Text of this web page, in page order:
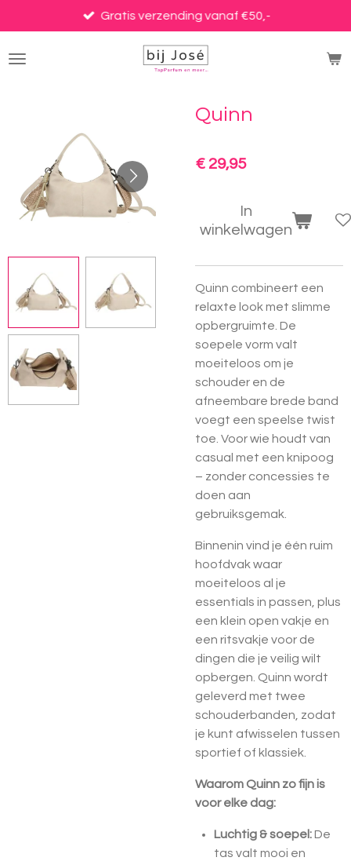
direct
naar
Gratis verzending vanaf €50,-
Quinn
€ 29,95
In
winkelwagen
Quinn combineert een
relaxte look met slimme
opbergruimte. De
soepele vorm valt
moeiteloos om je
schouder en de
afneembare brede band
voegt een speelse twist
toe. Voor wie houdt van
casual met een knipoog
– zonder concessies te
doen aan
gebruiksgemak.
Binnenin vind je één ruim
hoofdvak waar
moeiteloos al je
essentials in passen, plus
een klein open vakje en
een ritsvakje voor de
dingen die je veilig wilt
opbergen. Quinn wordt
geleverd met twee
schouderbanden, zodat
je kunt afwisselen tussen
sportief of klassiek.
Waarom Quinn zo fijn is
voor elke dag:
Luchtig & soepel:De
tas valt mooi en